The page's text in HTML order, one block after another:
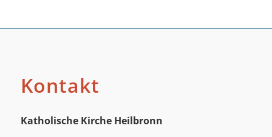
Kontakt
Katholische Kirche Heilbronn